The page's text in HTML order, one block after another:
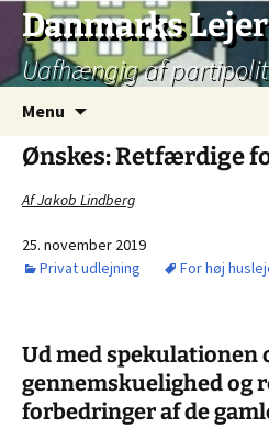
Hop
indhold
Danmarks
Uafhængig af
Menu
Ønskes: Retfærdige
Af Jakob Lindberg
25. november 2019
Privat udlejning
For høj
Ud med spekulationen
gennemskuelighed og
forbedringer af de